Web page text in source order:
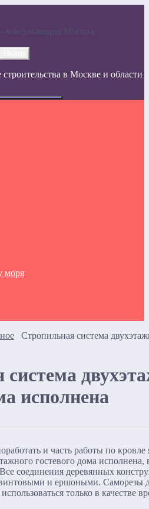
консультации Москвa
в Москве и области
моря
Стропильная система
исполнена
и часть работы по кровле
гостевого дома исполнена,
соединения деревянных
и ершоными. Саморезы
только в качестве